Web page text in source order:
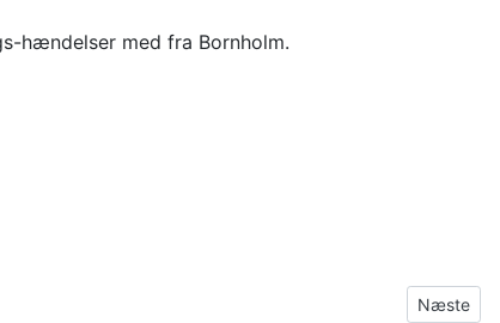
hændelser med fra Bornholm.
Næste
Næste